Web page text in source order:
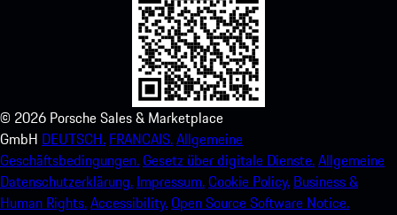
© 2026 Porsche Sales & Marketplace
GmbH DEUTSCH. FRANCAIS.Allgemeine
Geschäftsbedingungen.Gesetz über digitale Dienste.Allgemeine
Datenschutzerklärung. Impressum.Cookie Policy. Business &
Human Rights.Accessibility.Open Source Software Notice.